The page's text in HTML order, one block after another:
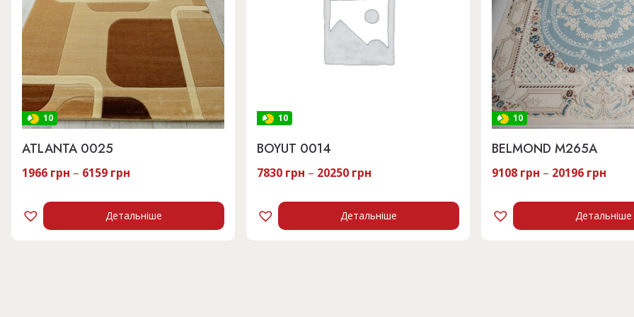
10
ATLANTA 0025
1966 грн – 6159 грн
Детальніше
10
BOYUT 0014
7830 грн – 20250 грн
Детальніше
10
BELMOND M265A
9108 грн – 20196 грн
Детальніше